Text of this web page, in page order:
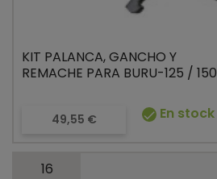
KIT PALANCA, GANCHO Y
REMACHE PARA BURU-125 / 150
Precio
49,55 €  En stock
16